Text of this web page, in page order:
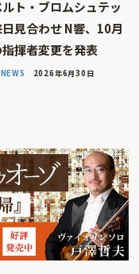
ト・ブロムシュテッ
日見合わせ N響、10月
指揮者変更を発表
NEWS 2026年6月30日